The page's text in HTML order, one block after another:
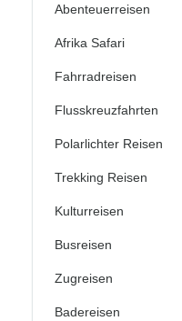
Abenteuerreisen
Afrika Safari
Fahrradreisen
Flusskreuzfahrten
Polarlichter Reisen
Trekking Reisen
Kulturreisen
Busreisen
Zugreisen
Badereisen